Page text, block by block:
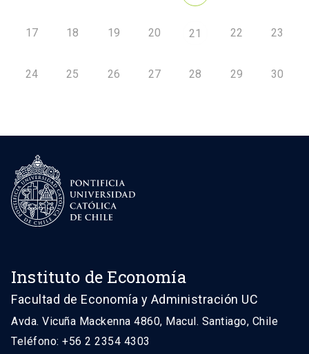
17 18 19 20 21 22 23
24 25 26 27 28 29 30
Instituto de Economía
Facultad de Economía y Administración UC
Avda. Vicuña Mackenna 4860, Macul. Santiago, Chile
Teléfono: +56 2 2354 4303